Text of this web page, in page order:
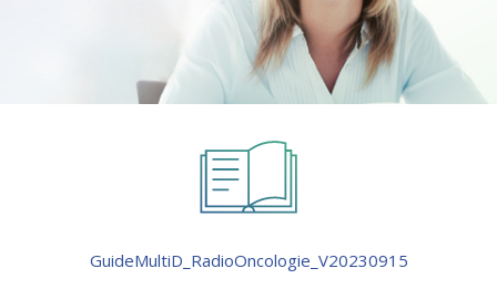
GuideMultiD_RadioOncologie_V20230915